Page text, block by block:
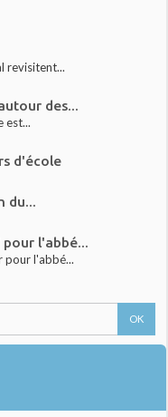
revisitent...
des...
est...
d'école
du...
l'abbé...
pour l'abbé...